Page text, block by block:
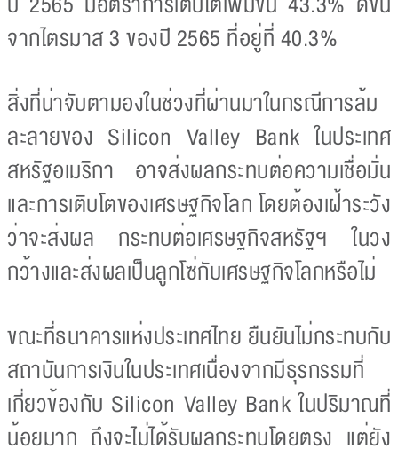
จากไตรมาส 3 ของปี 2565 ที่อยู่ที่ 40.3%
สิ่งที่น่าจับตามองในช่วงที่ผ่านมาในกรณีการล้ม
ละลายของ Silicon Valley Bank ในประเทศ
สหรัฐอเมริกา อาจส่งผลกระทบต่อความเชื่อมั่น
และการเติบโตของเศรษฐกิจโลก โดยต้องเฝ้าระวัง
ว่าจะส่งผล กระทบต่อเศรษฐกิจสหรัฐฯ ในวง
กว้างและส่งผลเป็นลูกโซ่กับเศรษฐกิจโลกหรือไม่
ขณะที่ธนาคารแห่งประเทศไทย ยืนยันไม่กระทบกับ
สถาบันการเงินในประเทศเนื่องจากมีธุรกรรมที่
เกี่ยวข้องกับ Silicon Valley Bank ในปริมาณที่
น้อยมาก ถึงจะไม่ได้รับผลกระทบโดยตรง แต่ยัง